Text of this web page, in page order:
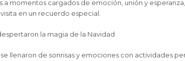
a momentos cargados de emoción, unión y esperanza,
en un recuerdo especial.
la magia de la Navidad
llenaron de sonrisas y emociones con actividades